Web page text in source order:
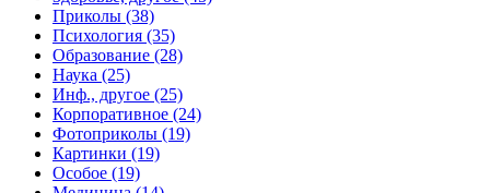
Приколы (38)
Психология (35)
Образование (28)
Наука (25)
Инф., другое (25)
Корпоративное (24)
Фотоприколы (19)
Картинки (19)
Особое (19)